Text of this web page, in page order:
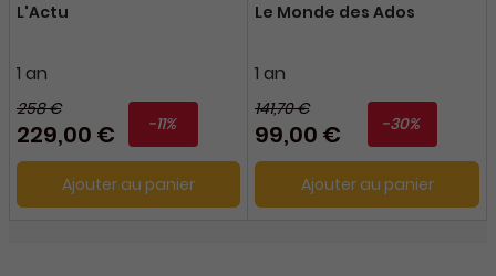
L'Actu
1 an
258 €
229,00 € -11%
Ajouter au panier
Le Monde des Ados
1 an
141,70 €
99,00 € -30%
Ajouter au panier